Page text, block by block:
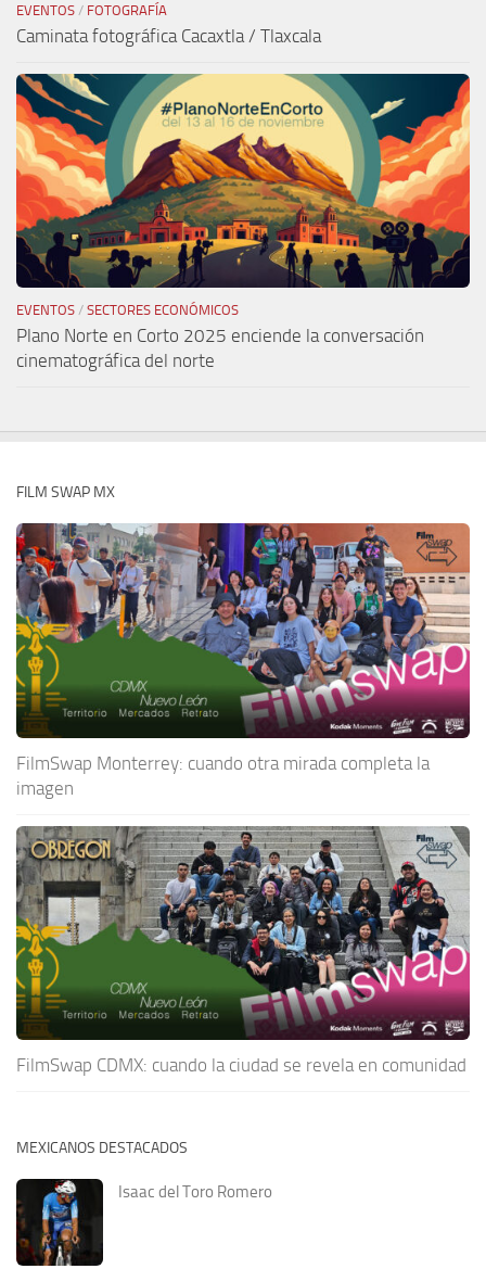
EVENTOS / FOTOGRAFÍA
Caminata fotográfica Cacaxtla / Tlaxcala
EVENTOS / SECTORES ECONÓMICOS
Plano Norte en Corto 2025 enciende la conversación
cinematográfica del norte
FILM SWAP MX
FilmSwap Monterrey: cuando otra mirada completa la
imagen
FilmSwap CDMX: cuando la ciudad se revela en comunidad
MEXICANOS DESTACADOS
Isaac del Toro Romero